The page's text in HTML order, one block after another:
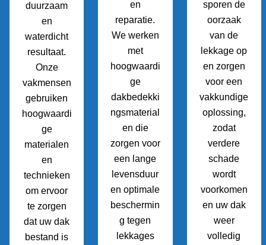
duurzaam
en
waterdicht
resultaat.
Onze
vakmensen
gebruiken
hoogwaardi
ge
materialen
en
technieken
om ervoor
te zorgen
dat uw dak
bestand is
en
reparatie.
We werken
met
hoogwaardi
ge
dakbedekki
ngsmaterial
en die
zorgen voor
een lange
levensduur
en optimale
beschermin
g tegen
lekkages
sporen de
oorzaak
van de
lekkage op
en zorgen
voor een
vakkundige
oplossing,
zodat
verdere
schade
wordt
voorkomen
en uw dak
weer
volledig